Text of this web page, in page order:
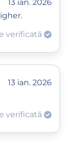
13 ian. 2026
verificată
13 ian. 2026
verificată